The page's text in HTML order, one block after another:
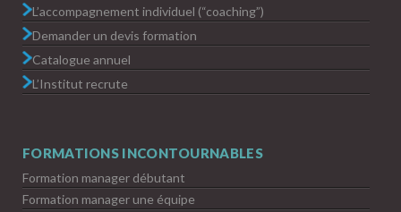
L’accompagnement individuel (“coaching”)
Demander un devis formation
Catalogue annuel
L’Institut recrute
FORMATIONS INCONTOURNABLES
Formation manager débutant
Formation manager une équipe